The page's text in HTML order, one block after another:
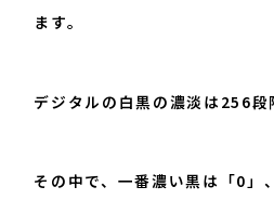
ます。
デジタルの白黒の濃淡は256段
その中で、一番濃い黒は「0」